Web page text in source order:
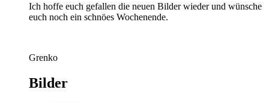
Ich hoffe euch gefallen die neuen Bilder wieder und wünsche
euch noch ein schnöes Wochenende.
Grenko
Bilder